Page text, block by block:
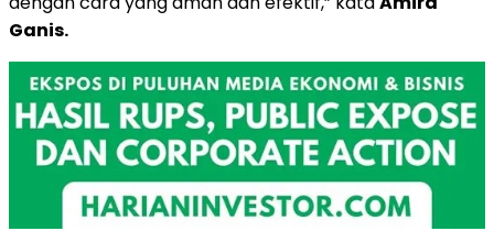
Ganis.